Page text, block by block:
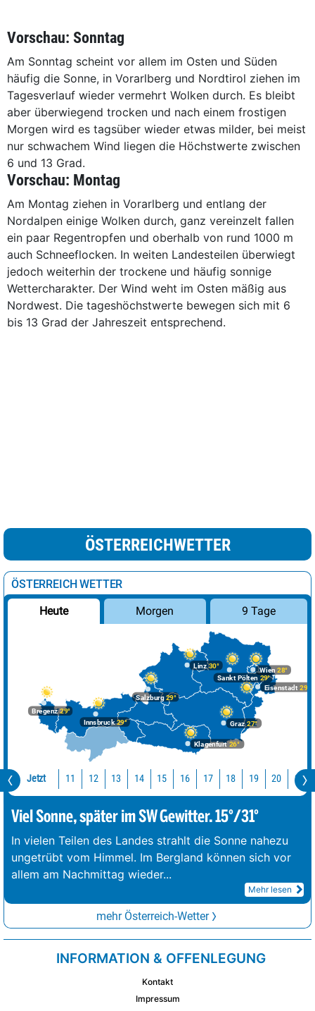
Vorschau: Sonntag
Am Sonntag scheint vor allem im Osten und Süden
häufig die Sonne, in Vorarlberg und Nordtirol ziehen im
Tagesverlauf wieder vermehrt Wolken durch. Es bleibt
aber überwiegend trocken und nach einem frostigen
Morgen wird es tagsüber wieder etwas milder, bei meist
nur schwachem Wind liegen die Höchstwerte zwischen
6 und 13 Grad.
Vorschau: Montag
Am Montag ziehen in Vorarlberg und entlang der
Nordalpen einige Wolken durch, ganz vereinzelt fallen
ein paar Regentropfen und oberhalb von rund 1000 m
auch Schneeflocken. In weiten Landesteilen überwiegt
jedoch weiterhin der trockene und häufig sonnige
Wettercharakter. Der Wind weht im Osten mäßig aus
Nordwest. Die tageshöchstwerte bewegen sich mit 6
bis 13 Grad der Jahreszeit entsprechend.
ÖSTERREICHWETTER
ÖSTERREICH WETTER
Heute Morgen 9 Tage
Bregenz29°
Graz27°
Innsbruck29°
Klagenfurt 26°
Linz30°
Salzburg29°
Wien 28°
Eisenstadt 29°
Sankt Pölten 29°
Jetzt 11 12 13 14 15 16 17 18 19 20 21
Viel Sonne, später im SW Gewitter. 15°/31°
In vielen Teilen des Landes strahlt die Sonne nahezu
ungetrübt vom Himmel. Im Bergland können sich vor
allem am Nachmittag wieder...
Mehr lesen
mehr Österreich-Wetter
INFORMATION & OFFENLEGUNG
Kontakt
Impressum